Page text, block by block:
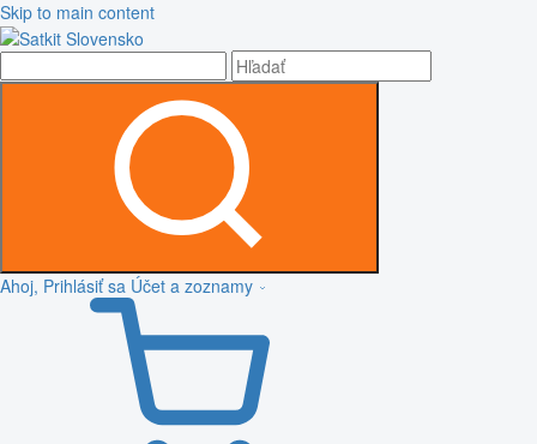
Skip to main content
Ahoj, Prihlásiť sa Účet a zoznamy